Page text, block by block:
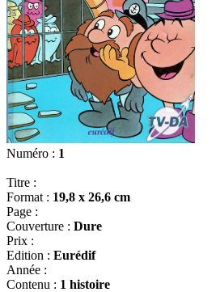
Numéro : 1
Titre :
Format : 19,8 x 26,6 cm
Page :
Couverture : Dure
Prix :
Edition : Eurédif
Année :
Contenu : 1 histoire